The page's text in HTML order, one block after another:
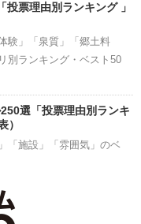
票理由別ランキング 」
験」「泉質」「郷土料
別ランキング・ベスト50
選「投票理由別ランキ
）
「施設」「雰囲気」のベ